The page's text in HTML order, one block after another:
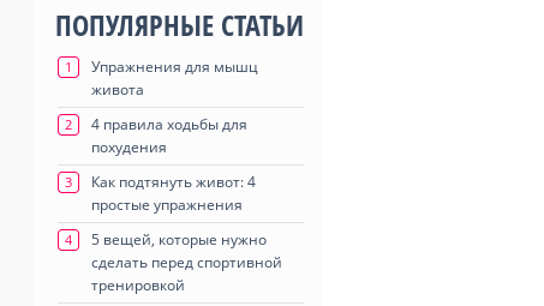
ПОПУЛЯРНЫЕ СТАТЬИ
1
Упражнения для мышц
живота
2
4 правила ходьбы для
похудения
3
Как подтянуть живот: 4
простые упражнения
4
5 вещей, которые нужно
сделать перед спортивной
тренировкой